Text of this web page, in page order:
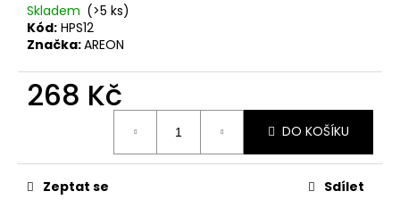
Skladem (>5 ks)
Kód: HPS12
Značka:AREON
268 Kč
DO KOŠÍKU
Zeptat se Sdílet
D
o
p
u
č